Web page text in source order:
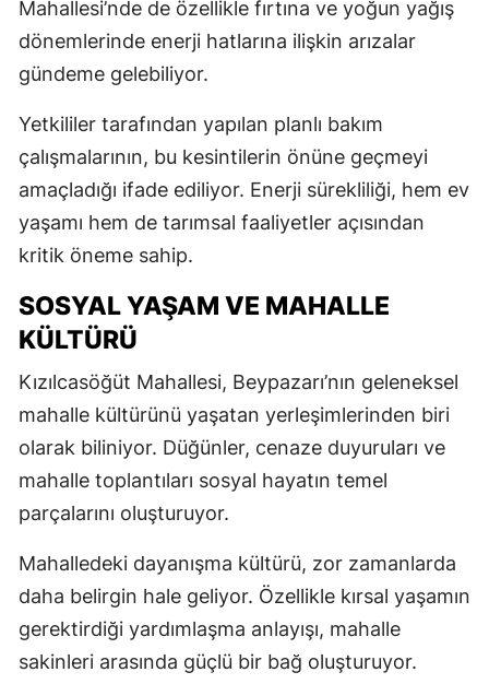
Mahallesi’nde de özellikle fırtına ve yoğun yağış
dönemlerinde enerji hatlarına ilişkin arızalar
gündeme gelebiliyor.
Yetkililer tarafından yapılan planlı bakım
çalışmalarının, bu kesintilerin önüne geçmeyi
amaçladığı ifade ediliyor. Enerji sürekliliği, hem ev
yaşamı hem de tarımsal faaliyetler açısından
kritik öneme sahip.
SOSYAL YAŞAM VE MAHALLE
KÜLTÜRÜ
Kızılcasöğüt Mahallesi, Beypazarı’nın geleneksel
mahalle kültürünü yaşatan yerleşimlerinden biri
olarak biliniyor. Düğünler, cenaze duyuruları ve
mahalle toplantıları sosyal hayatın temel
parçalarını oluşturuyor.
Mahalledeki dayanışma kültürü, zor zamanlarda
daha belirgin hale geliyor. Özellikle kırsal yaşamın
gerektirdiği yardımlaşma anlayışı, mahalle
sakinleri arasında güçlü bir bağ oluşturuyor.